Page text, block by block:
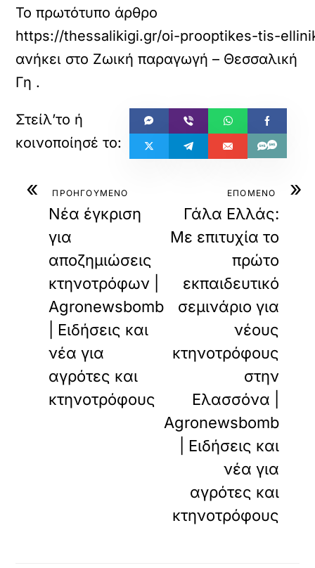
Το πρωτότυπο άρθρο
https://thessalikigi.gr/oi-prooptikes-tis-
ανήκει στο Ζωική παραγωγή – Θεσσαλική
Γη .
« ΠΡΟΗΓΟΥΜΕΝΟ
Νέα έγκριση
για
αποζημιώσεις
κτηνοτρόφων |
Agronewsbomb
| Ειδήσεις και
νέα για
αγρότες και
κτηνοτρόφους
»
ΕΠΟΜΕΝΟ
Γάλα Ελλάς:
Με επιτυχία το
πρώτο
εκπαιδευτικό
σεμινάριο για
νέους
κτηνοτρόφους
στην
Ελασσόνα |
Agronewsbomb
| Ειδήσεις και
νέα για
αγρότες και
κτηνοτρόφους